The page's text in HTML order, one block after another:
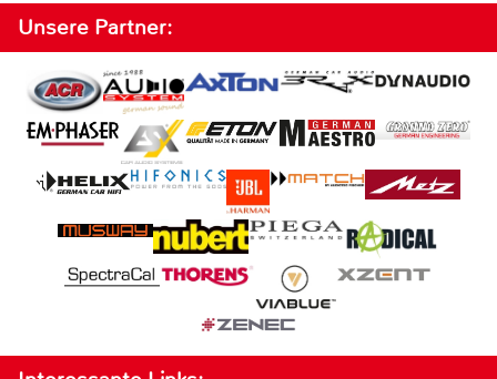
Unsere Partner: